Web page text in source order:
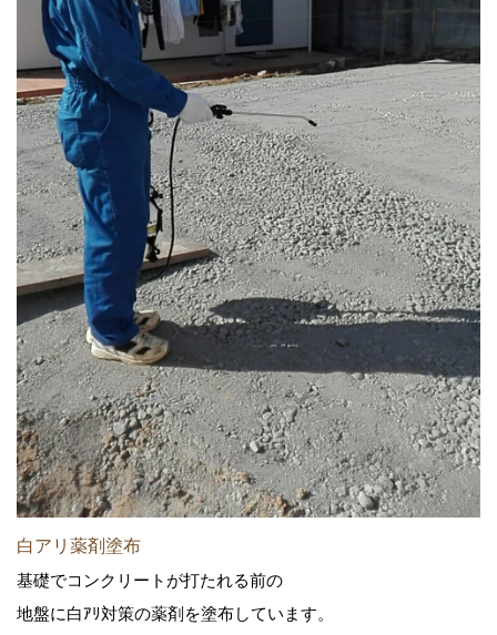
白アリ薬剤塗布
基礎でコンクリートが打たれる前の
地盤に白ｱﾘ対策の薬剤を塗布しています。